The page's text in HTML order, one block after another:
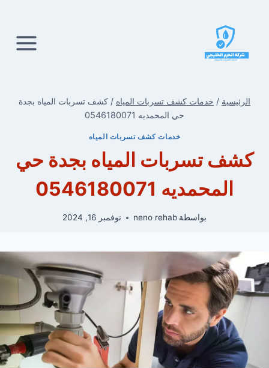
الرئيسية / خدمات كشف تسربات المياه / كشف تسربات المياه بجدة
حي المحمديه 0546180071
خدمات كشف تسربات المياه
كشف تسربات المياه بجدة حي
المحمديه 0546180071
بواسطة neno rehab نوفمبر 16, 2024